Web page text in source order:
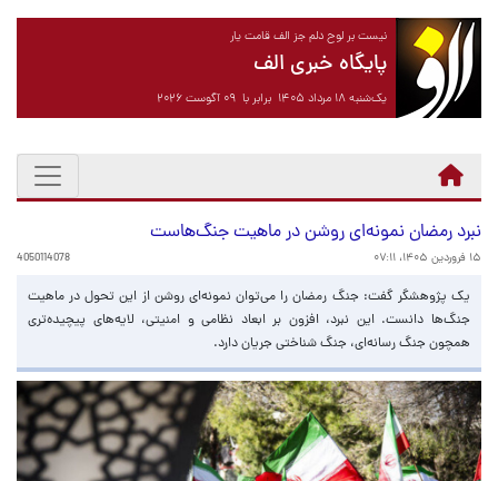
نیست بر لوح دلم جز الف قامت یار
پایگاه خبری الف
یک‌شنبه ۱۸ مرداد ۱۴۰۵ برابر با ۰۹ آگوست ۲۰۲۶
نبرد رمضان نمونه‌ای روشن در ماهیت جنگ‌هاست
۱۵ فروردین ۱۴۰۵، ۰۷:۱۱ 4050114078
یک پژوهشگر گفت: جنگ رمضان را می‌توان نمونه‌ای روشن از این تحول در ماهیت
جنگ‌ها دانست. این نبرد، افزون بر ابعاد نظامی و امنیتی، لایه‌های پیچیده‌تری
همچون جنگ رسانه‌ای، جنگ شناختی جریان دارد.